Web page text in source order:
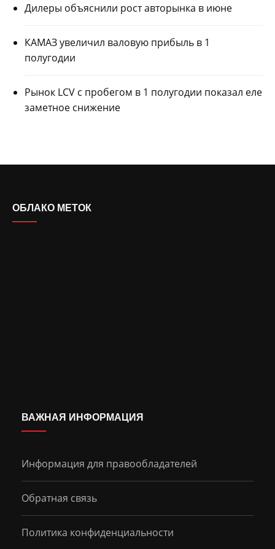
Дилеры объяснили рост авторынка в июне
КАМАЗ увеличил валовую прибыль в 1
полугодии
Рынок LCV с пробегом в 1 полугодии показал еле
заметное снижение
ОБЛАКО МЕТОК
ВАЖНАЯ ИНФОРМАЦИЯ
Информация для правообладателей
Обратная связь
Политика конфиденциальности